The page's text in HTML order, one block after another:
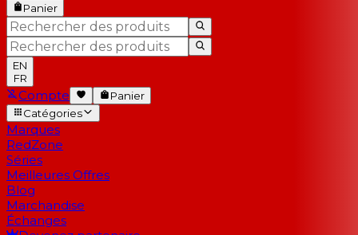
Panier
EN
FR
Compte
Panier
Catégories
Marques
RedZone
Séries
Meilleures Offres
Blog
Marchandise
Échanges